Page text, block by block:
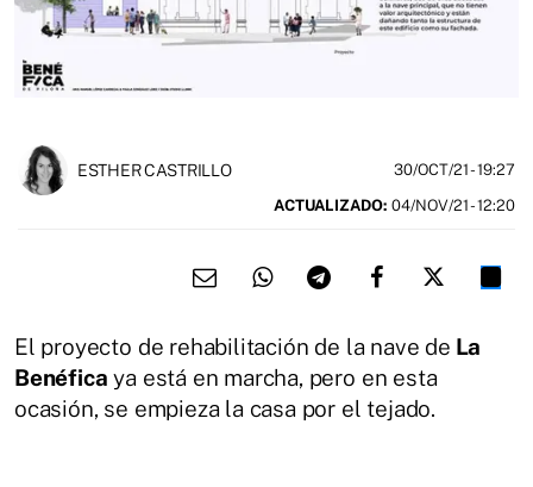
ESTHER CASTRILLO 30/OCT/21- 19:27
ACTUALIZADO: 04/NOV/21 - 12:20
El proyecto de rehabilitación de la nave de La
Benéfica ya está en marcha, pero en esta
ocasión, se empieza la casa por el tejado.